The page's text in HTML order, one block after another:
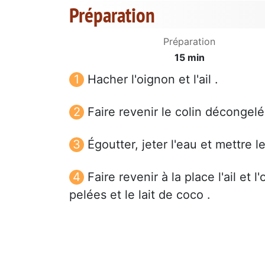
Préparation
Préparation
15 min
Hacher l'oignon et l'ail .
Faire revenir le colin
Égoutter, jeter l'eau et mettre
Faire revenir à la place l'ail et
pelées et le lait de coco .